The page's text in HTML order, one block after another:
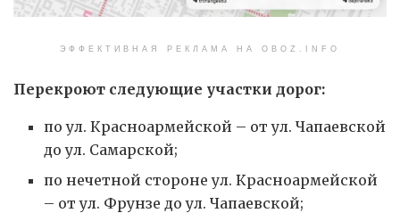
ЭФФЕКТИВНАЯ РЕКЛАМА НА OBOZ.INFO
Перекроют следующие участки дорог:
по ул. Красноармейской – от ул. Чапаевской
до ул. Самарской;
по нечетной стороне ул. Красноармейской
– от ул. Фрунзе до ул. Чапаевской;